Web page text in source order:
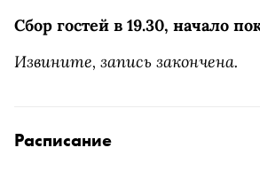
Сбор гостей в 19.30, начало
Извините, запись закончена.
Расписание